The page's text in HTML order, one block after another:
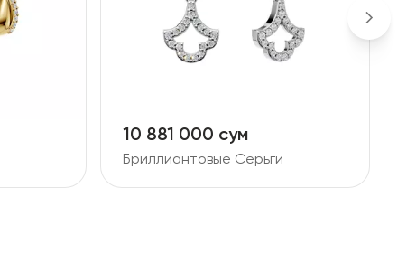
10 881 000 сум
Бриллиантовые Серьги